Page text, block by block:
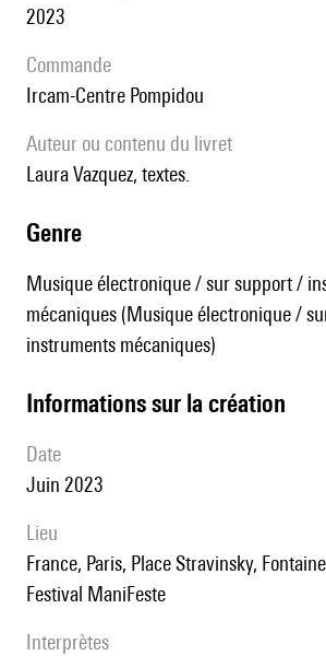
2023
Commande
Ircam-Centre Pompidou
Auteur ou contenu du livret
Laura Vazquez, textes.
genre
Musique électronique / sur support /
mécaniques (Musique électronique /
instruments mécaniques)
informations sur la création
date
Juin 2023
lieu
France, Paris, Place Stravinsky, Fontaine Stravinsky,
Festival ManiFeste
interprètes